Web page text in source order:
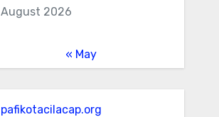
August 2026
« May
pafikotacilacap.org